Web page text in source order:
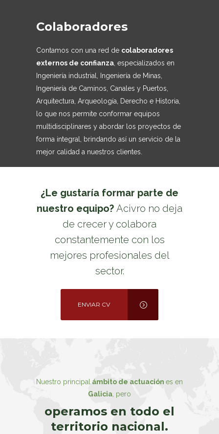
Colaboradores
Contamos con una red de colaboradores
externos de confianza , especializados en
Ingeniería industrial, Ingeniería de Minas,
Ingeniería de Caminos, Canales y Puertos,
Arquitectura, Arqueología, Derecho e Historia,
lo que nos permite conformar equipos
multidisciplinares y abordar los proyectos de
forma integral, brindando así un servicio de la
mejor calidad a nuestros clientes.
¿Le gustaría formar parte de
nuestro equipo? Acivro no deja
de crecer y colabora
constantemente con los
mejores profesionales del
sector.
ENVIAR CV
Nuestro principal ámbito de actuación es en
Galicia , pero
operamos en todo el
territorio nacional.